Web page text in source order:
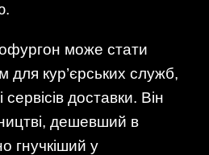
може стати
для кур’єрських служб,
сервісів доставки. Він
дешевший в
гнучкіший у